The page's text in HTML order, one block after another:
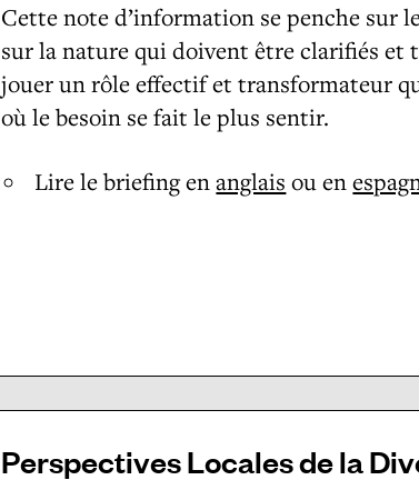
Cette note d’information se penche sur
sur la nature qui doivent être clarifiés et
jouer un rôle effectif et transformateur
où le besoin se fait le plus sentir.
Lire le briefing enanglais ou en
Perspectives Locales de la